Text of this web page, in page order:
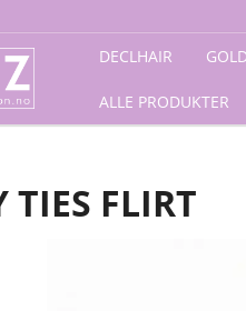
DECLHAIR
ALLE PRODUKTER
TIES FLIRT